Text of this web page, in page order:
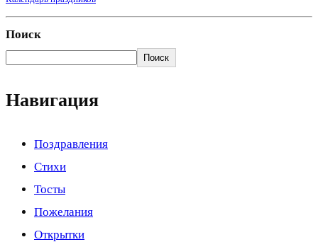
Поиск
Поиск
Навигация
Поздравления
Стихи
Тосты
Пожелания
Открытки